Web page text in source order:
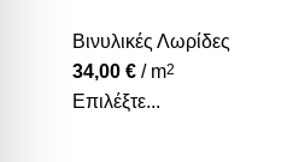
Βινυλικές Λωρίδες
34,00 € / m2
Επιλέξτε...